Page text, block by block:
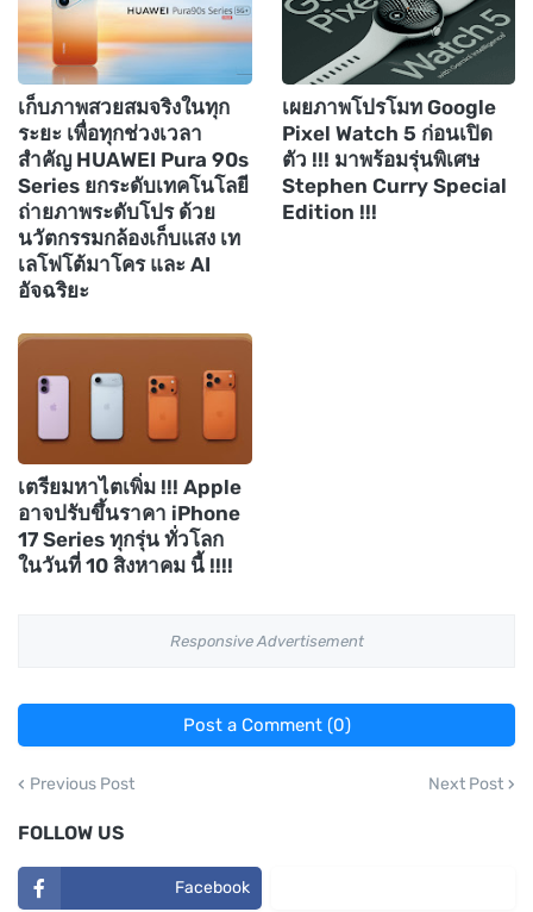
เก็บภาพสวยสมจริงในทุก
ระยะ เพื่อทุกช่วงเวลา
สำคัญ HUAWEI Pura 90s
Series ยกระดับเทคโนโลยี
ถ่ายภาพระดับโปร ด้วย
นวัตกรรมกล้องเก็บแสง เท
เลโฟโต้มาโคร และ AI
อัจฉริยะ
เผยภาพโปรโมท Google
Pixel Watch 5 ก่อนเปิด
ตัว !!! มาพร้อมรุ่นพิเศษ
Stephen Curry Special
Edition !!!
เตรียมหาไตเพิ่ม !!! Apple
อาจปรับขึ้นราคา iPhone
17 Series ทุกรุ่น ทั่วโลก
ในวันที่ 10 สิงหาคม นี้ !!!!
Responsive Advertisement
Post a Comment (0)
Previous Post Next Post
FOLLOW US
Facebook